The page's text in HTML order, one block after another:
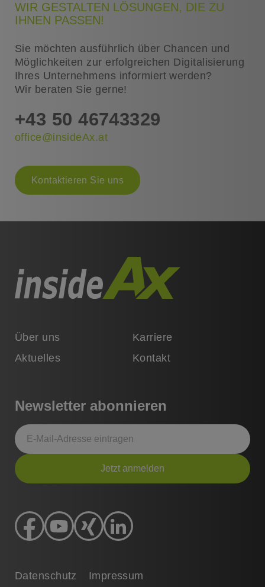
WIR GESTALTEN LÖSUNGEN, DIE ZU
IHNEN PASSEN!
Sie möchten ausführlich über Chancen und
Möglichkeiten zur erfolgreichen Digitalisierung
Ihres Unternehmens informiert werden?
Wir beraten Sie gerne!
+43 50 46743329
office@insideAx.at
Kontaktieren Sie uns
Über uns
Karriere
Aktuelles
Kontakt
Newsletter abonnieren
Jetzt anmelden
Datenschutz Impressum